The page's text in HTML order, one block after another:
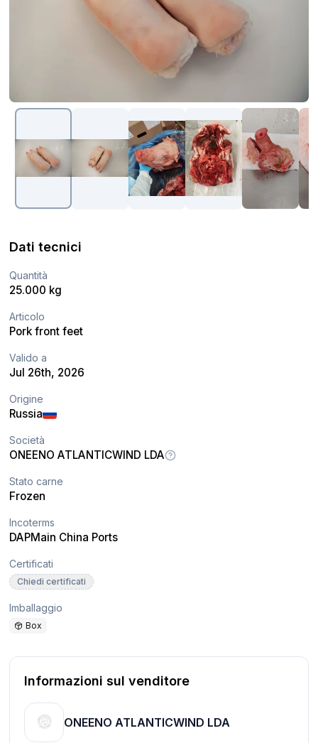
Dati tecnici
Quantità
25.000 kg
Articolo
Pork front feet
Valido a
Jul 26th, 2026
Origine
Russia
Società
ONEENO ATLANTICWIND LDA
Stato carne
Frozen
Incoterms
DAPMain China Ports
Certificati
Chiedi certificati
Imballaggio
Box
Informazioni sul venditore
ONEENO ATLANTICWIND LDA